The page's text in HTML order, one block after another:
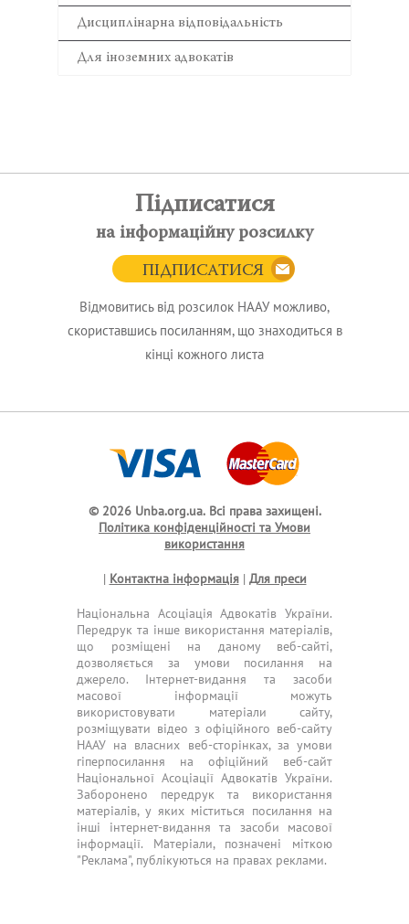
Дисциплінарна відповідальність
Для іноземних адвокатів
Підписатися
на інформаційну розсилку
ПІДПИСАТИСЯ
Відмовитись від розсилок НААУ можливо,
скориставшись посиланням, що знаходиться в
кінці кожного листа
© 2026 Unba.org.ua. Всі права захищені.
Політика конфіденційності та Умови
використання
| Контактна інформація| Для преси
Національна Асоціація Адвокатів України.
Передрук та інше використання матеріалів,
що розміщені на даному веб-сайті,
дозволяється за умови посилання на
джерело. Інтернет-видання та засоби
масової інформації можуть
використовувати матеріали сайту,
розміщувати відео з офіційного веб-сайту
НААУ на власних веб-сторінках, за умови
гіперпосилання на офіційний веб-сайт
Національної Асоціації Адвокатів України.
Заборонено передрук та використання
матеріалів, у яких міститься посилання на
інші інтернет-видання та засоби масової
інформації. Матеріали, позначені міткою
"Реклама", публікуються на правах реклами.